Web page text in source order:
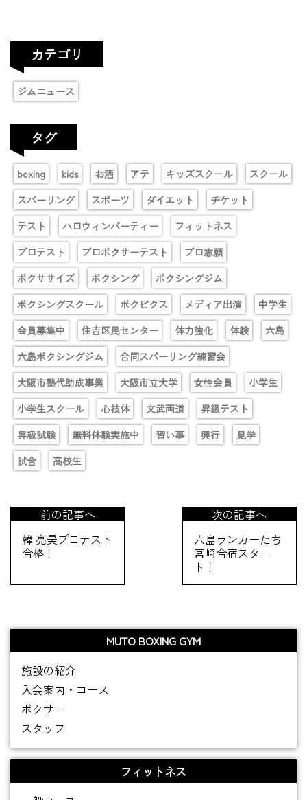
カテゴリ
ジムニュース
タグ
boxing kids お酒 アテ キッズスクール
スクール
スパーリング
スポーツ ダイエット
チケット
テスト
ハロウィンパーティー
フィットネス
プロテスト
プロボクサーテスト
プロ志願
ボクササイズ
ボクシング
ボクシングジム
ボクシングスクール
ボクビクス メディア出演
中学生
会員募集中
住吉区民センター 体力強化 体験
六島
六島ボクシングジム
合同スパーリング練習会
大阪市塾代助成事業
大阪市立大学 女性会員
小学生
小学生スクール
心技体 文武両道
昇級テスト
昇級試験
無料体験実施中 習い事 興行
見学
試合
高校生
前の記事へ
韓 亮昊プロテスト
合格！
次の記事へ
六島ランカーたち
宮崎合宿スター
ト！
MUTO BOXING GYM
施設の紹介
入会案内・コース
ボクサー
スタッフ
フィットネス